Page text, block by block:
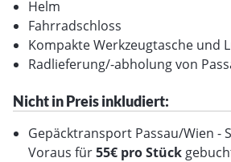
Starte in Passau: Passau Explorer
Klingergasse 2, 94032 Passau,
Erforderlich
geöffnet
Unser Paket inkludiert nicht nur 7
extra Zubehör wie Ortlieb
Helm
Fahrradschloss
Kompakte Werkzeugtasche und
Radlieferung/-abholung von
Nicht in Preis inkludiert:
Gepäcktransport Passau/Wien -
Voraus für55€ pro Stück